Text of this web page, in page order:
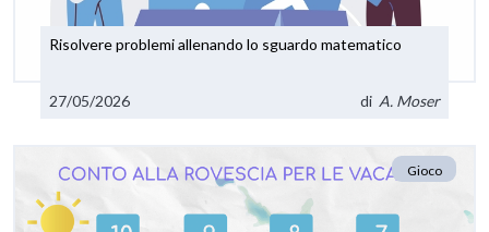
Risolvere problemi allenando lo sguardo matematico
27/05/2026 di A. Moser
Gioco